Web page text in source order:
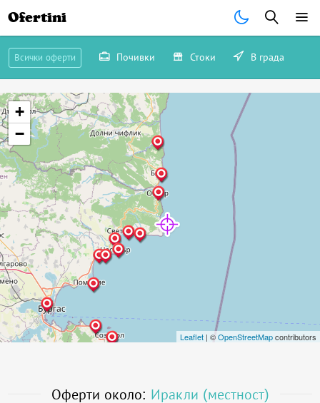
Ofertini
Всички оферти Почивки Стоки В града
+
−
Leaflet | ©OpenStreetMapcontributors
Оферти около: Иракли (местност)